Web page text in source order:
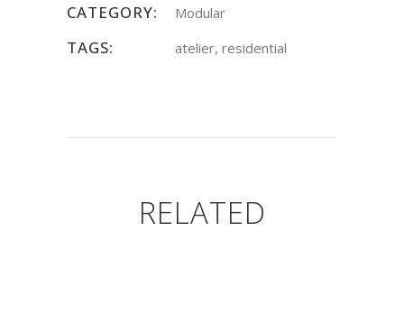
CATEGORY: Modular
TAGS: atelier, residential
RELATED